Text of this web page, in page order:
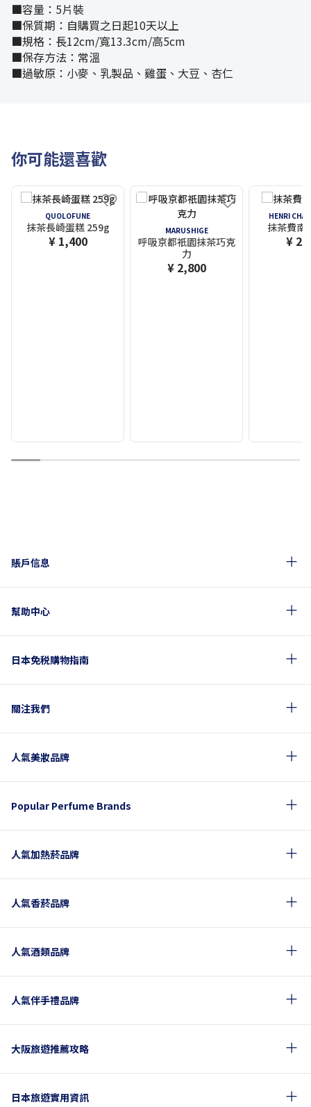
■容量：5片裝
■保質期：自購買之日起10天以上
■規格：長12cm/寬13.3cm/高5cm
■保存方法：常溫
■過敏原：小麥、乳製品、雞蛋、大豆、杏仁
你可能還喜歡
QUOLOFUNE
抹茶長崎蛋糕 259g
¥ 1,400
MARUSHIGE
呼吸京都祇園抹茶巧克
力
¥ 2,800
HENRI
抹茶費南
¥
1 2 3 4 5 6 7 8 9 10
賬戶信息
幫助中心
日本免税購物指南
關注我們
人氣美妝品牌
Popular Perfume Brands
人氣加熱菸品牌
人氣香菸品牌
人氣酒類品牌
人氣伴手禮品牌
大阪旅遊推薦攻略
日本旅遊實用資訊